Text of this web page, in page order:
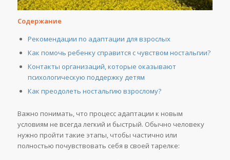
Содержание
Рекомендации по адаптации для взрослых
Как помочь ребенку справится с чувством ностальгии?
Контакты организаций, которые оказывают
психологическую поддержку детям
Как преодолеть ностальгию взрослому?
Важно понимать, что процесс адаптации к новым
условиям не всегда легкий и быстрый. Обычно человеку
нужно пройти такие этапы, чтобы частично или
полностью почувствовать себя в своей тарелке: